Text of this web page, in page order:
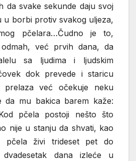
da svake sekunde daju svoj
u borbi protiv svakog uljeza,
pčelara…Čudno je to,
već prvih dana, da
sa ljudima i ljudskim
dok prevede i staricu
prelaza već očekuje neku
da mu bakica barem kaže:
pčela postoji nešto što
nije u stanju da shvati, kao
pčela živi trideset pet do
dvadesetak dana izleće u